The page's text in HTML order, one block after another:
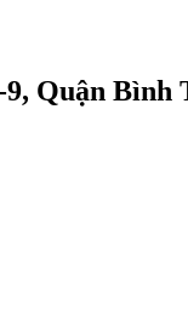
Quận Bình